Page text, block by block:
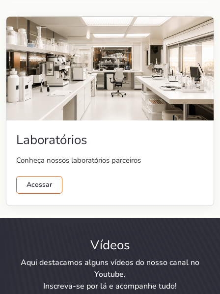
Laboratórios
Conheça nossos laboratórios parceiros
Acessar
Vídeos
Aqui destacamos alguns vídeos do nosso canal no
Youtube.
Inscreva-se por lá e acompanhe tudo!